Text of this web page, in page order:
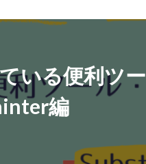
開催告知
イベントレポート
就活
転職
いる便利ツー
編